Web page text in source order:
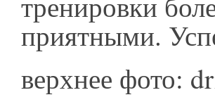
приятными.
верхнее фото: